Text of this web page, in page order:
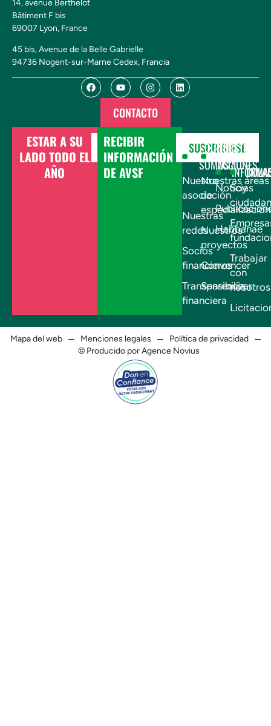
14, avenue Berthelot
Bâtiment F bis
69007 Lyon, France
45 bis, Avenue de la Belle Gabrielle
94736 Nogent-sur-Marne Cedex, Francia
CONTACTO
ESTAR A SU
LADO TODO EL
AÑO
DONAR
RECIBIR
INFORMACIÓN
DE AVSF
SUSCRIBIRSE
¿QUIÉNES
SOMOS?
Nuestra
asociación
Nuestras
redes
Socios
financieros
Transparencia
financiera
NUESTRAS
ACCIONES
Nuestras áreas
de
especialización
Nuestros
proyectos
Convencer
Sensibilizar
Noticias
Habbanae
Soy
Trabajar
con
nosotros
Mapa del web Menciones legales
Política de privacidad
© Producido por Agence Novius